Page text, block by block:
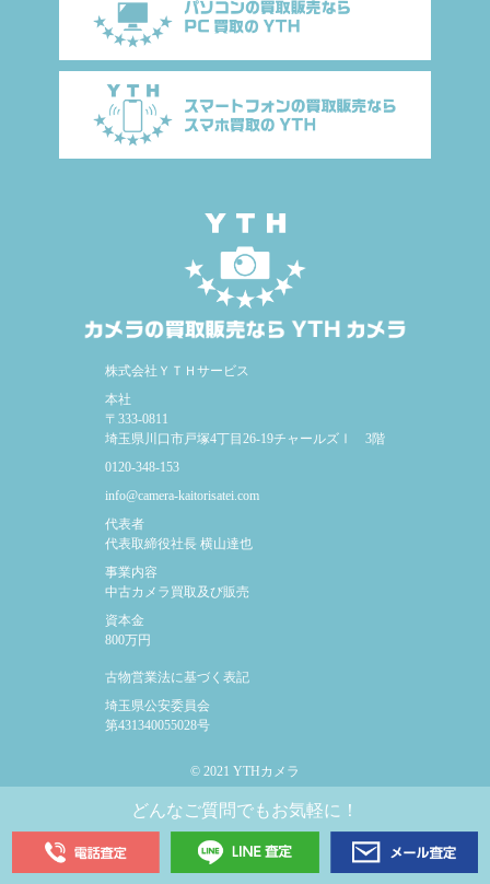
株式会社ＹＴＨサービス
本社
〒333-0811
埼玉県川口市戸塚4丁目26-19チャールズⅠ 3階
0120-348-153
info@camera-kaitorisatei.com
代表者
代表取締役社長 横山達也
事業内容
中古カメラ買取及び販売
資本金
800万円
古物営業法に基づく表記
埼玉県公安委員会
第431340055028号
© 2021 YTHカメラ
どんなご質問でもお気軽に！